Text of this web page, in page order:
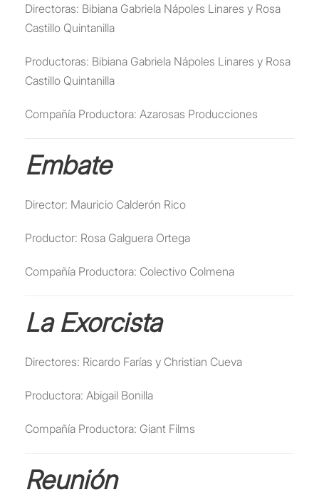
Directoras: Bibiana Gabriela Nápoles Linares y Rosa
Castillo Quintanilla
Productoras: Bibiana Gabriela Nápoles Linares y Rosa
Castillo Quintanilla
Compañía Productora: Azarosas Producciones
Embate
Director: Mauricio Calderón Rico
Productor: Rosa Galguera Ortega
Compañía Productora: Colectivo Colmena
La Exorcista
Directores: Ricardo Farías y Christian Cueva
Productora: Abigail Bonilla
Compañía Productora: Giant Films
Reunión